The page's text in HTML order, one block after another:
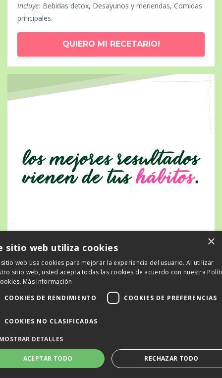
Incluye: Bebidas detox, Desayunos y meriendas, Comidas
principales.
QUIERO MI RECETARIO!
© 2026 TanVerde
×
sitio web utiliza cookies
sitio web usa cookies para mejorar la experiencia del usuario. Al utilizar
sitio web, usted acepta todas las cookies de acuerdo con nuestra
Más información
COOKIES DE RENDIMIENTO
COOKIES DE PREFERENCIAS
COOKIES NO CLASIFICADAS
DETALLES
ACEPTAR TODO RECHAZAR TODO